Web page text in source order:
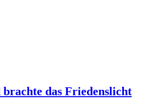
das Friedenslicht